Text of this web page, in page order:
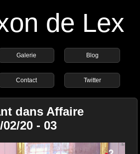
de Lex
Galerie Blog
Contact Twitter
dans Affaire
20 - 03